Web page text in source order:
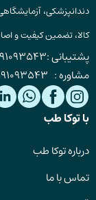
دندانپزشکی،
کالا، تضمین کیفیت و
پشتیبانی :
مشاوره :
با توکا طب
درباره توکا طب
تماس با ما